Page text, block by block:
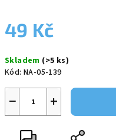
49 Kč
cena:
Skladem (>5 ks)
Kód: NA-05-139
+
−